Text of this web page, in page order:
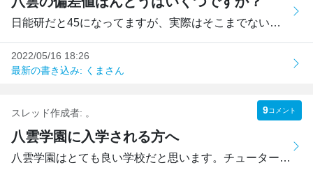
日能研だと45になってますが、実際はそこまでないように思い...
2022/05/16 18:26
最新の書き込み: くまさん
スレッド作成者: 。 9コメント
八雲学園に入学される方へ
八雲学園はとても良い学校だと思います。チューター方式やア...